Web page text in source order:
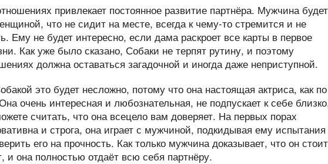
привлекает постоянное развитие партнёра. Мужчина будет
что не сидит на месте, всегда к чему-то стремится и не
Ему не будет интересно, если дама раскроет все карты в первое
Как уже было сказано, Собаки не терпят рутину, и поэтому
должна оставаться загадочной и иногда даже неприступной.
это будет несложно, потому что она настоящая актриса, как по
очень интересная и любознательная, не подпускает к себе
считать, что она всецело вам доверяет. На первых порах
и строга, она играет с мужчиной, подкидывая ему
его на прочность. Как только мужчина доказывает, что он стоит
и она полностью отдаёт всю себя партнёру.